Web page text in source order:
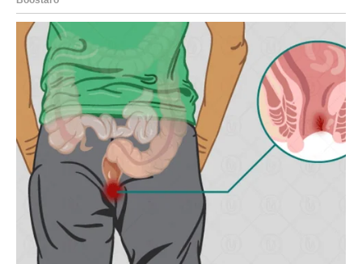
Jedan neočekivan susret donosi
veliku šansu
Nova sedmica donosi vam mogućnost da upoznate osobu
ili dobijete informaciju koja može imati veliki značaj za
vašu finansijsku budućnost.